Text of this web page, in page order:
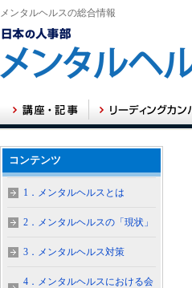
メンタルヘルスの総合情報
コンテンツ
1．メンタルヘルスとは
2．メンタルヘルスの「現状」
3．メンタルヘルス対策
4．メンタルヘルスにおける会